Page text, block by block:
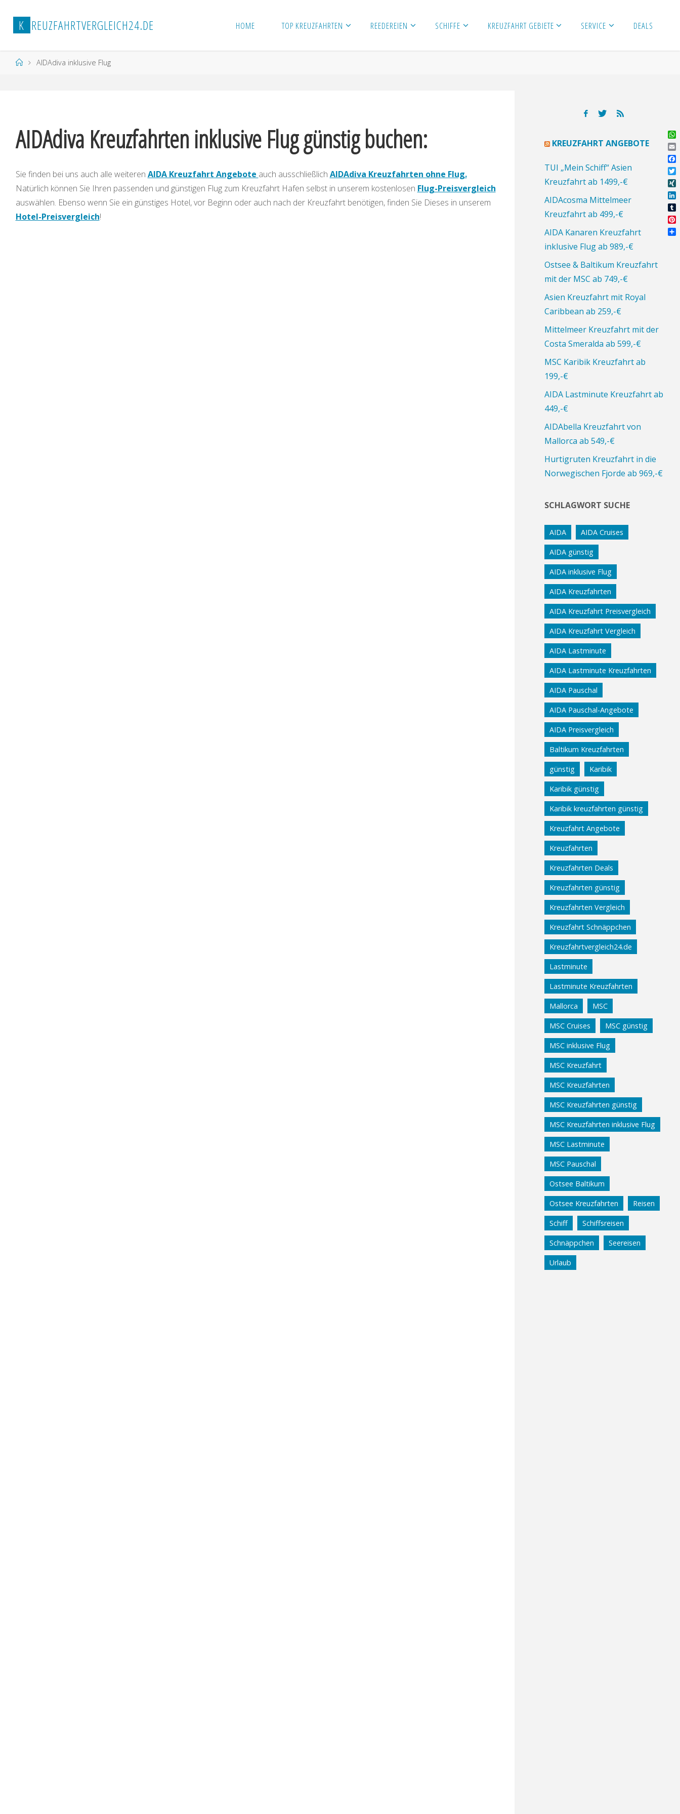
Inhalt
springen
K REUZFAHRTVERGLEICH24.DE HOME TOP KREUZFAHRTEN REEDEREIEN SCHIFFE KREUZFAHRT GEBIETE SERVICE DEALS
StartAIDAdiva inklusive Flug
AIDAdiva Kreuzfahrten inklusive Flug günstig buchen:
Sie finden bei uns auch alle weiteren AIDA Kreuzfahrt Angebote auch ausschließlich AIDAdiva Kreuzfahrten ohne Flug.
Natürlich können Sie Ihren passenden und günstigen Flug zum Kreuzfahrt Hafen selbst in unserem kostenlosen Flug-Preisvergleich
auswählen. Ebenso wenn Sie ein günstiges Hotel, vor Beginn oder auch nach der Kreuzfahrt benötigen, finden Sie Dieses in unserem
Hotel-Preisvergleich!
KREUZFAHRT ANGEBOTE
TUI „Mein Schiff“ Asien
Kreuzfahrt ab 1499,-€
AIDAcosma Mittelmeer
Kreuzfahrt ab 499,-€
AIDA Kanaren Kreuzfahrt
inklusive Flug ab 989,-€
Ostsee & Baltikum Kreuzfahrt
mit der MSC ab 749,-€
Asien Kreuzfahrt mit Royal
Caribbean ab 259,-€
Mittelmeer Kreuzfahrt mit der
Costa Smeralda ab 599,-€
MSC Karibik Kreuzfahrt ab
199,-€
AIDA Lastminute Kreuzfahrt ab
449,-€
AIDAbella Kreuzfahrt von
Mallorca ab 549,-€
Hurtigruten Kreuzfahrt in die
Norwegischen Fjorde ab 969,-€
SCHLAGWORT SUCHE
AIDA AIDA Cruises
AIDA günstig
AIDA inklusive Flug
AIDA Kreuzfahrten
AIDA Kreuzfahrt Preisvergleich
AIDA Kreuzfahrt Vergleich
AIDA Lastminute
AIDA Lastminute Kreuzfahrten
AIDA Pauschal
AIDA Pauschal-Angebote
AIDA Preisvergleich
Baltikum Kreuzfahrten
günstig Karibik
Karibik günstig
Karibik kreuzfahrten günstig
Kreuzfahrt Angebote
Kreuzfahrten
Kreuzfahrten Deals
Kreuzfahrten günstig
Kreuzfahrten Vergleich
Kreuzfahrt Schnäppchen
Kreuzfahrtvergleich24.de
Lastminute
Lastminute Kreuzfahrten
Mallorca MSC
MSC Cruises MSC günstig
MSC inklusive Flug
MSC Kreuzfahrt
MSC Kreuzfahrten
MSC Kreuzfahrten günstig
MSC Kreuzfahrten inklusive Flug
MSC Lastminute
MSC Pauschal
Ostsee Baltikum
Ostsee Kreuzfahrten Reisen
Schiff Schiffsreisen
Schnäppchen Seereisen
Urlaub